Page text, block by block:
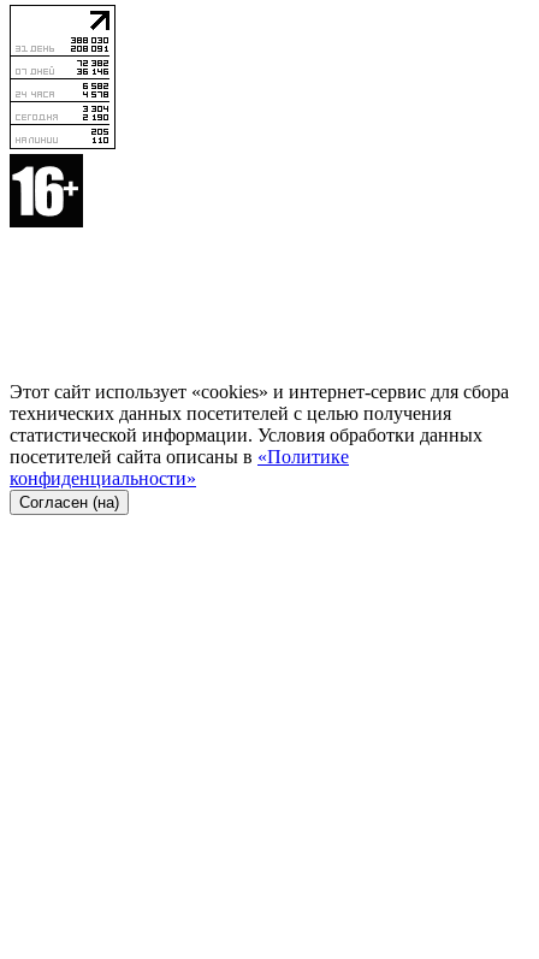
Этот сайт использует «cookies» и интернет-сервис для сбора
технических данных посетителей с целью получения
статистической информации. Условия обработки данных
посетителей сайта описаны в «Политике
конфиденциальности»
Согласен (на)